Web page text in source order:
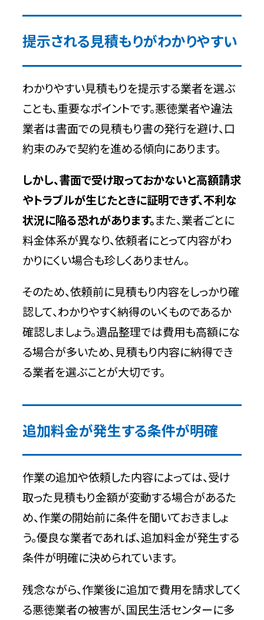
提示される見積もりがわかりやすい
わかりやすい見積もりを提示する業者を選ぶ
ことも、重要なポイントです。悪徳業者や違法
業者は書面での見積もり書の発行を避け、口
約束のみで契約を進める傾向にあります。
しかし、書面で受け取っておかないと高額請求
やトラブルが生じたときに証明できず、不利な
状況に陥る恐れがあります。また、業者ごとに
料金体系が異なり、依頼者にとって内容がわ
かりにくい場合も珍しくありません。
そのため、依頼前に見積もり内容をしっかり確
認して、わかりやすく納得のいくものであるか
確認しましょう。遺品整理では費用も高額にな
る場合が多いため、見積もり内容に納得でき
る業者を選ぶことが大切です。
追加料金が発生する条件が明確
作業の追加や依頼した内容によっては、受け
取った見積もり金額が変動する場合があるた
め、作業の開始前に条件を聞いておきましょ
う。優良な業者であれば、追加料金が発生する
条件が明確に決められています。
残念ながら、作業後に追加で費用を請求してく
る悪徳業者の被害が、国民生活センターに多